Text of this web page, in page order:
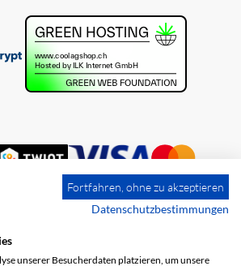
Fortfahren, ohne zu akzeptieren
Datenschutzbestimmungen
unserer Besucherdaten platzieren, um unsere